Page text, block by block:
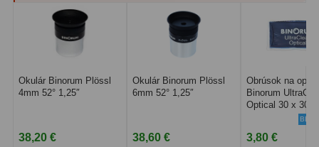
Turistika a cestovanie
Divadelné2
Okulár Binorum Plössl
4mm 52° 1,25″
38,20 €
Okulár Binorum Plössl
6mm 52° 1,25″
38,60 €
Obrúsok na
Binorum
Optical 30 x 30...
3,80 €